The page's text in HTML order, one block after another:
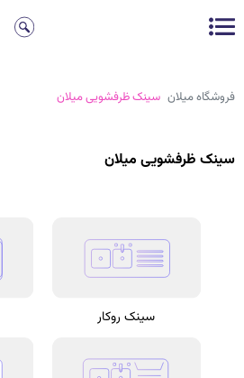
فروشگاه میلان سینک ظرفشویی میلان
سینک ظرفشویی میلان
سینک روکار